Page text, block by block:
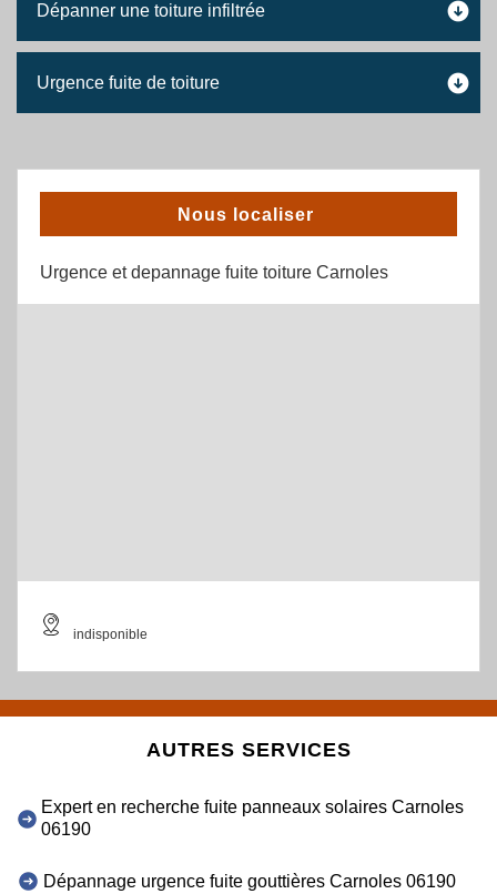
Dépanner une toiture infiltrée
Urgence fuite de toiture
Nous localiser
Urgence et depannage fuite toiture Carnoles
indisponible
AUTRES SERVICES
Expert en recherche fuite panneaux solaires Carnoles
06190
Dépannage urgence fuite gouttières Carnoles 06190